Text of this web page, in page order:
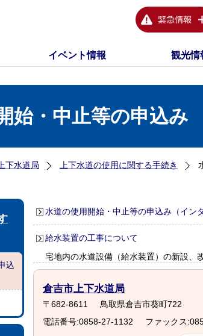
イベント情報 観光情
始・中止等の申込み
上下水道局 上下水道の使用に関する手続き
込
水道の使用開始・中止等の申込み（イン
給水装置の工事について
宅地内の水道設備（給水装置）の新設、
倉吉市上下水道局
〒682-8611
鳥取県倉吉市葵町722
電話番号:0858-27-1132
ファックス